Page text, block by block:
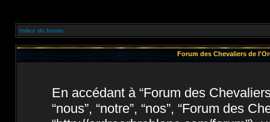
Index du forum
Forum des Chevaliers de
En accédant à “Forum des
“nous”, “notre”, “nos”, “Forum des